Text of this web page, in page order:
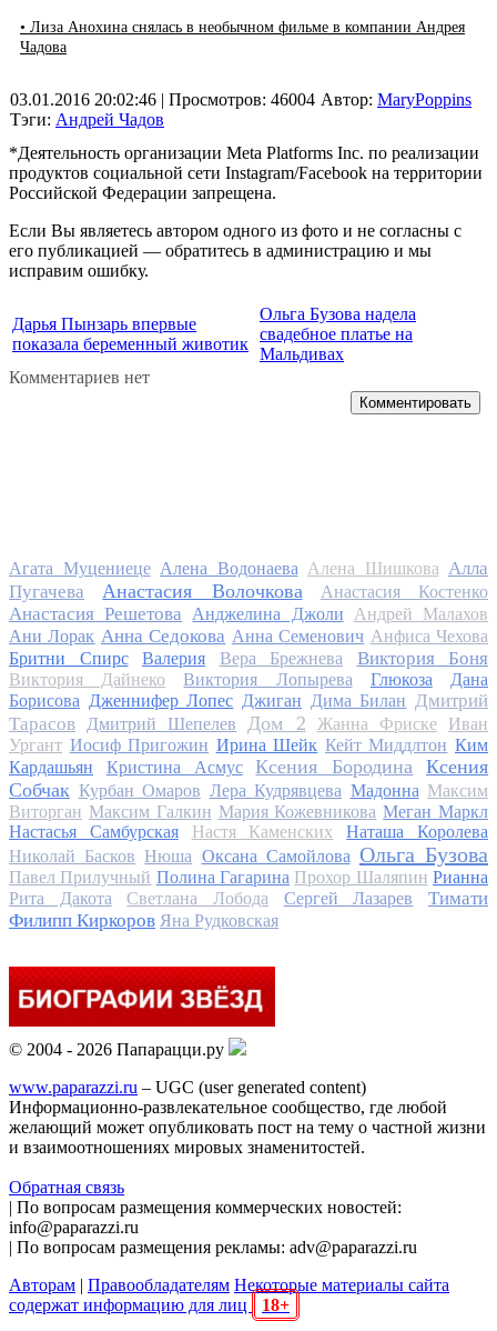
• Лиза Анохина снялась в необычном фильме в компании Андрея
Чадова
03.01.2016 20:02:46 | Просмотров: 46004
Тэги: Андрей Чадов
Автор: MaryPoppins
*Деятельность организации Meta Platforms Inc. по реализации
продуктов социальной сети Instagram/Facebook на территории
Российской Федерации запрещена.
Если Вы являетесь автором одного из фото и не согласны с
его публикацией — обратитесь в администрацию и мы
исправим ошибку.
Дарья Пынзарь впервые
показала беременный животик
Ольга Бузова надела
свадебное платье на
Мальдивах
Комментариев нет
Комментировать
Агата Муцениеце Алена Водонаева Алена Шишкова Алла
Пугачева
Анастасия Волочкова Анастасия Костенко
Анастасия Решетова Анджелина Джоли
Андрей Малахов
Ани Лорак Анна Седокова Анна Семенович Анфиса Чехова
Бритни Спирс
Валерия Вера Брежнева Виктория Боня
Виктория Дайнеко Виктория Лопырева Глюкоза
Дана
Борисова Дженнифер Лопес Джиган Дима Билан Дмитрий
Тарасов
Дмитрий Шепелев Дом 2 Жанна Фриске
Иван
Ургант Иосиф Пригожин Ирина Шейк Кейт Миддлтон Ким
Кардашьян
Кристина Асмус Ксения Бородина
Ксения
Собчак Курбан Омаров Лера Кудрявцева Мадонна Максим
Виторган Максим Галкин Мария Кожевникова Меган Маркл
Настасья Самбурская
Настя Каменских
Наташа Королева
Николай Басков Нюша Оксана Самойлова Ольга Бузова
Павел Прилучный Полина Гагарина Прохор Шаляпин Рианна
Рита Дакота
Светлана Лобода Сергей Лазарев
Тимати
Филипп Киркоров Яна Рудковская
© 2004 - 2026 Папарацци.ру
www.paparazzi.ru – UGC (user generated content)
Информационно-развлекательное сообщество, где любой
желающий может опубликовать пост на тему о частной жизни
и взаимоотношениях мировых знаменитостей.
Обратная связь
| По вопросам размещения коммерческих новостей:
info@paparazzi.ru
| По вопросам размещения рекламы: adv@paparazzi.ru
Авторам | Правообладателям Некоторые материалы сайта
содержат информацию для лиц
18+